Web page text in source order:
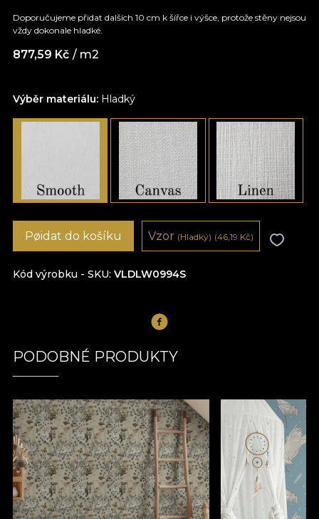
Výběr materiálu: Hladký
Doporučujeme přidat dalších 10 cm k šířce i výšce, protože stěny nejsou
vždy dokonale hladké.
877,59 Kč / m2
Kód výrobku - SKU VLDLW0994S
Pøidat do košíku Vzor (Hladký) (46,19 Kč)
PODOBNÉ PRODUKTY